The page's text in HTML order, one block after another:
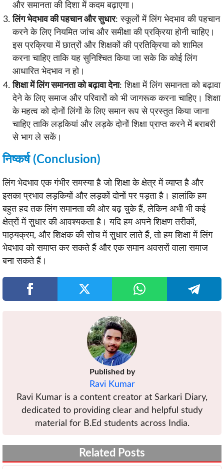
और समानता की दिशा में कदम बढ़ाएगा।
लिंग भेदभाव की पहचान और सुधार: स्कूलों में लिंग भेदभाव की पहचान
करने के लिए नियमित जांच और समीक्षा की प्रक्रिया होनी चाहिए।
इस प्रक्रिया में छात्रों और शिक्षकों की प्रतिक्रिया को शामिल
करना चाहिए ताकि यह सुनिश्चित किया जा सके कि कोई लिंग
आधारित भेदभाव न हो।
शिक्षा में लिंग समानता को बढ़ावा देना: शिक्षा में लिंग समानता को बढ़ावा
देने के लिए समाज और परिवारों को भी जागरूक करना चाहिए। शिक्षा
के महत्व को दोनों लिंगों के लिए समान रूप से प्रस्तुत किया जाना
चाहिए ताकि लड़कियां और लड़के दोनों शिक्षा प्राप्त करने में बराबरी
से भाग ले सकें।
निष्कर्ष (Conclusion)
लिंग भेदभाव एक गंभीर समस्या है जो शिक्षा के क्षेत्र में व्याप्त है और
इसका प्रभाव लड़कियों और लड़कों दोनों पर पड़ता है। हालांकि हम
बहुत हद तक लिंग समानता की ओर बढ़ चुके हैं, लेकिन अभी भी कई
क्षेत्रों में सुधार की आवश्यकता है। यदि हम अपने शिक्षण तरीकों,
पाठ्यक्रम, और शिक्षक की सोच में सुधार लाते हैं, तो हम शिक्षा में लिंग
भेदभाव को समाप्त कर सकते हैं और एक समान अवसरों वाला समाज
बना सकते हैं।
Published by
Ravi Kumar
Ravi Kumar is a content creator at Sarkari Diary,
dedicated to providing clear and helpful study
material for B.Ed students across India.
Related Posts